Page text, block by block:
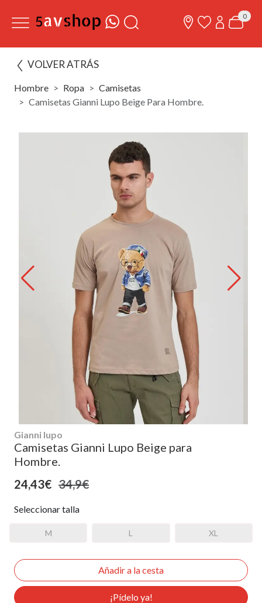
0
VOLVER ATRÁS
Hombre Ropa
Camisetas
Camisetas Gianni Lupo Beige Para Hombre.
Gianni lupo
Camisetas Gianni Lupo Beige para
Hombre.
24,43€ 34,9€
Seleccionar talla
M L XL
¡Pídelo ya!